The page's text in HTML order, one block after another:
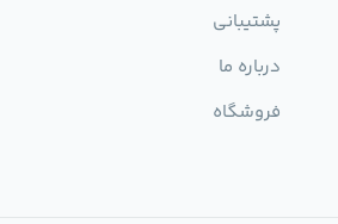
پشتیبانی
درباره ما
فروشگاه